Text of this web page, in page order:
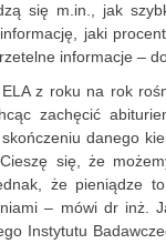
się m.in., jak
jaki
informacje –
z roku na rok
zachęcić
danego
się, że
że pieniądze
– mówi dr inż.
Instytutu